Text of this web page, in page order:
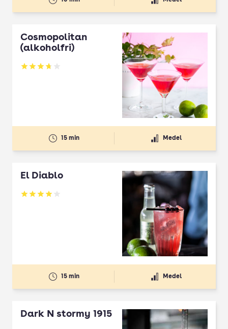
Cosmopolitan
(alkoholfri)
Betyg: 3.73 av 5
15 min Medel
El Diablo
Betyg: 3.92 av 5
15 min Medel
Dark N stormy 1915